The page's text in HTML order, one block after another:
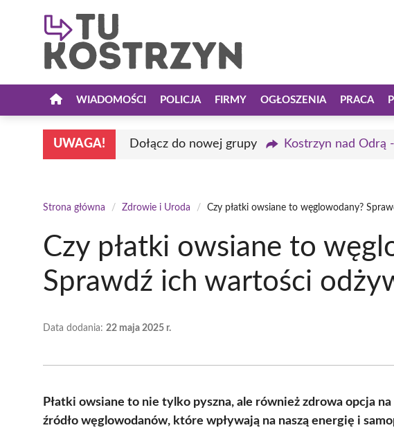
WIADOMOŚCI POLICJA FIRMY OGŁOSZENIA PRACA
UWAGA! Dołącz do nowej grupy Kostrzyn nad Odrą
Strona główna / Zdrowie i Uroda / Czy płatki owsiane to węglowodany?
Czy płatki owsiane to
Sprawdź ich wartości
Data dodania: 22 maja 2025 r.
Płatki owsiane to nie tylko pyszna, ale również zdrowa opcja
źródło węglowodanów, które wpływają na naszą energię i